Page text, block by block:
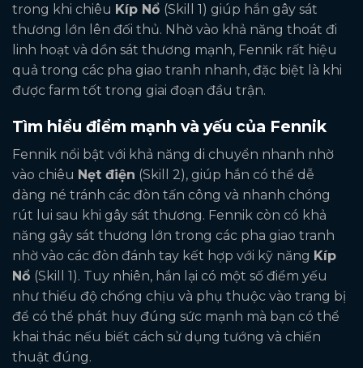
trong khi chiêu Kíp Nổ (Skill 1) giúp hắn gây sát
thương lớn lên đối thủ. Nhờ vào khả năng thoát đi
linh hoạt và dồn sát thương mạnh, Fennik rất hiệu
quả trong các pha giao tranh nhanh, đặc biệt là khi
được farm tốt trong giai đoạn đầu trận.
Tìm hiểu điểm mạnh và yếu của Fennik
Fennik nổi bật với khả năng di chuyển nhanh nhờ
vào chiêu Nẹt điện (Skill 2), giúp hắn có thể dễ
dàng né tránh các đòn tấn công và nhanh chóng
rút lui sau khi gây sát thương. Fennik còn có khả
năng gây sát thương lớn trong các pha giao tranh
nhờ vào các đòn đánh tay kết hợp với kỹ năng Kíp
Nổ (Skill 1). Tuy nhiên, hắn lại có một số điểm yếu
như thiếu độ chống chịu và phụ thuộc vào trang bị
để có thể phát huy đúng sức mạnh mà bạn có thể
khai thác nếu biết cách sử dụng tướng và chiến
thuật đúng.